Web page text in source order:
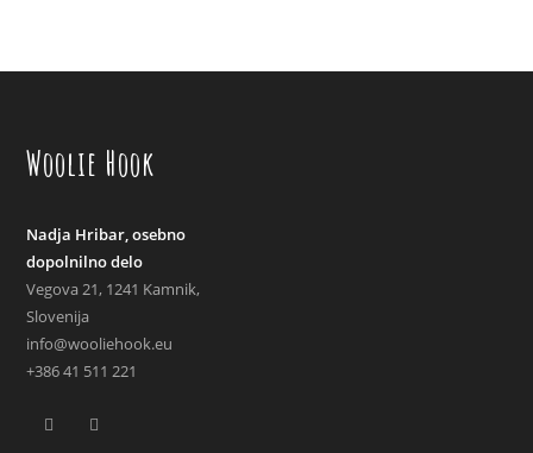
Woolie Hook
Nadja Hribar, osebno
dopolnilno delo
Vegova 21, 1241 Kamnik,
Slovenija
info@wooliehook.eu
+386 41 511 221